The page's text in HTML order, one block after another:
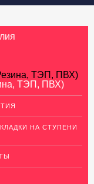
ТЭП, ПВХ)
ТЭП, ПВХ)
НА СТУПЕНИ